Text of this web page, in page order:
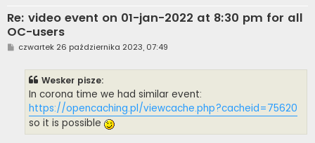
Re: video event on 01-jan-2022 at 8:30 pm for all
OC-users
Pczwartek 26 października 2023, 07:49
Wesker pisze:
In corona time we had similar event:
https://opencaching.pl/viewcache.php?cacheid=75620
so it is possible